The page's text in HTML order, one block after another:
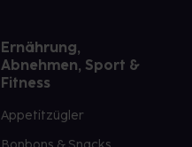
Ernährung,
Abnehmen, Sport &
Fitness
Appetitzügler